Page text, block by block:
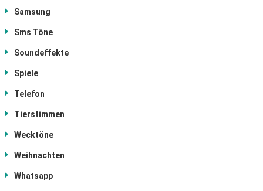
Samsung
Sms Töne
Soundeffekte
Spiele
Telefon
Tierstimmen
Wecktöne
Weihnachten
Whatsapp